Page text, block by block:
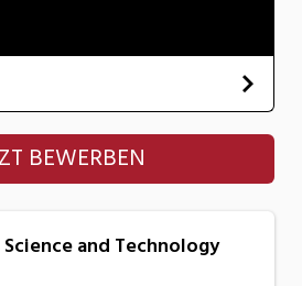
and Technology
BEWERBEN
and Technology